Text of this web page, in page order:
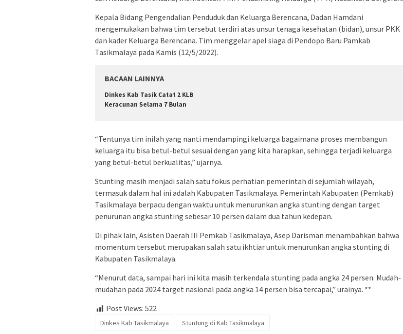
Kepala Bidang Pengendalian Penduduk dan Keluarga Berencana, Dadan Hamdani
mengemukakan bahwa tim tersebut terdiri atas unsur tenaga kesehatan (bidan), unsur PKK
dan kader Keluarga Berencana. Tim menggelar apel siaga di Pendopo Baru Pamkab
Tasikmalaya pada Kamis (12/5/2022).
BACAAN LAINNYA
Dinkes Kab Tasik Catat 2 KLB
Keracunan Selama 7 Bulan
“Tentunya tim inilah yang nanti mendampingi keluarga bagaimana proses membangun
keluarga itu bisa betul-betul sesuai dengan yang kita harapkan, sehingga terjadi keluarga
yang betul-betul berkualitas,” ujarnya.
Stunting masih menjadi salah satu fokus perhatian pemerintah di sejumlah wilayah,
termasuk dalam hal ini adalah Kabupaten Tasikmalaya. Pemerintah Kabupaten (Pemkab)
Tasikmalaya berpacu dengan waktu untuk menurunkan angka stunting dengan target
penurunan angka stunting sebesar 10 persen dalam dua tahun kedepan.
Di pihak lain, Asisten Daerah III Pemkab Tasikmalaya, Asep Darisman menambahkan bahwa
momentum tersebut merupakan salah satu ikhtiar untuk menurunkan angka stunting di
Kabupaten Tasikmalaya.
“Menurut data, sampai hari ini kita masih terkendala stunting pada angka 24 persen. Mudah-
mudahan pada 2024 target nasional pada angka 14 persen bisa tercapai,” urainya. **
Post Views: 522
Dinkes Kab Tasikmalaya Stuntung di Kab Tasikmalaya